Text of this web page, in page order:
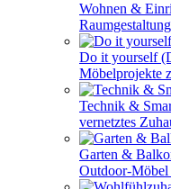
Wohnen &
Do it yourself
Möbelprojekte
Technik &
vernetztes
Garten &
Outdoor-